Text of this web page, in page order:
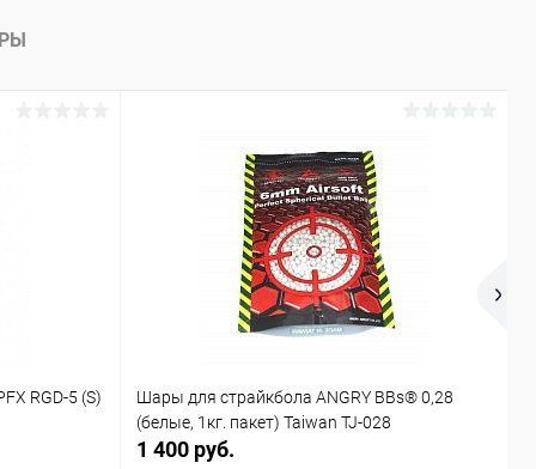
RGD-5 (S)
Шары для страйкбола ANGRY BBs® 0,28
(белые, 1кг. пакет) Taiwan TJ-028
1 400 руб.